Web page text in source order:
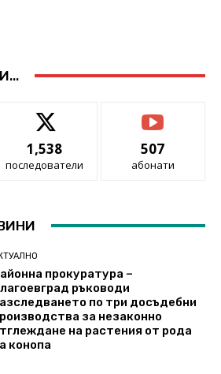
1,538
последователи
507
абонати
прокуратура –
ръководи
по три досъдебни
за незаконно
на растения от рода
конопа